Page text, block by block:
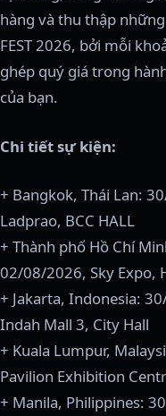
hàng và thu thập
FEST 2026, bởi mỗi
ghép quý giá trong
của bạn.
Chi tiết sự kiện:
+ Bangkok, Thái Lan:
Ladprao, BCC HALL
+ Thành phố Hồ Chí
02/08/2026, Sky Expo,
+ Jakarta, Indonesia:
Indah Mall 3, City Hall
+ Kuala Lumpur,
Pavilion Exhibition
+ Manila, Philippines: